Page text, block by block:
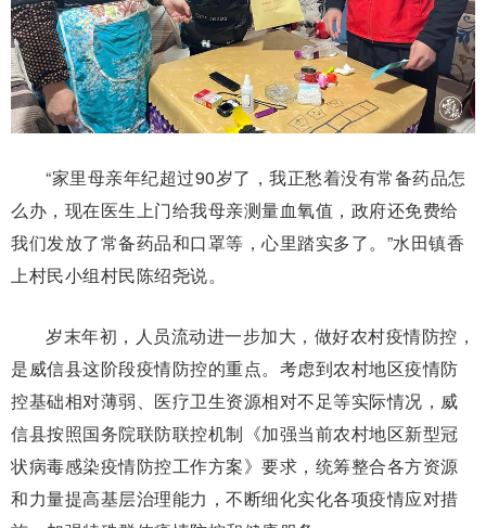
“家里母亲年纪超过90岁了，我正愁着没有常备药品怎
么办，现在医生上门给我母亲测量血氧值，政府还免费给
我们发放了常备药品和口罩等，心里踏实多了。”水田镇香
上村民小组村民陈绍尧说。
岁末年初，人员流动进一步加大，做好农村疫情防控，
是威信县这阶段疫情防控的重点。考虑到农村地区疫情防
控基础相对薄弱、医疗卫生资源相对不足等实际情况，威
信县按照国务院联防联控机制《加强当前农村地区新型冠
状病毒感染疫情防控工作方案》要求，统筹整合各方资源
和力量提高基层治理能力，不断细化实化各项疫情应对措